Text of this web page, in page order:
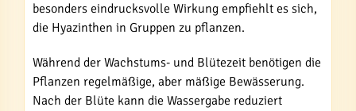
besonders eindrucksvolle Wirkung empfiehlt es sich,
die Hyazinthen in Gruppen zu pflanzen.
Während der Wachstums- und Blütezeit benötigen die
Pflanzen regelmäßige, aber mäßige Bewässerung.
Nach der Blüte kann die Wassergabe reduziert